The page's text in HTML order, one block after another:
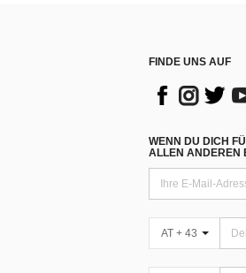
FINDE UNS AUF
WENN DU DICH
ALLEN ANDEREN
AT + 43